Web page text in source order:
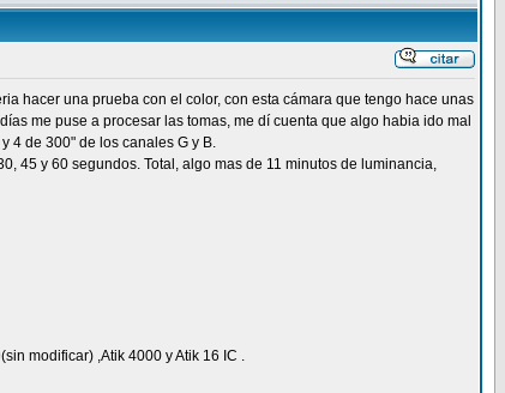
hacer una prueba con el color, con esta cámara que tengo hace unas
me puse a procesar las tomas, me dí cuenta que algo habia ido mal
4 de 300" de los canales G y B.
45 y 60 segundos. Total, algo mas de 11 minutos de luminancia,
modificar) ,Atik 4000 y Atik 16 IC .